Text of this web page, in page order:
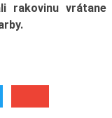
rakovinu vrátane